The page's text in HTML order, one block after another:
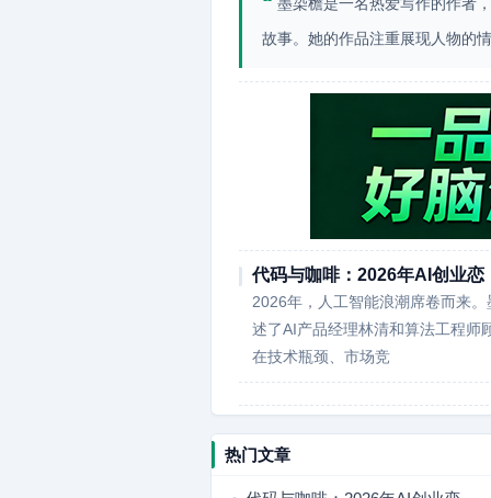
故事。她的作品注重展现人物的
代码与咖啡：2026年AI创业恋
2026年，人工智能浪潮席卷而来
述了AI产品经理林清和算法工程师
在技术瓶颈、市场竞
热门文章